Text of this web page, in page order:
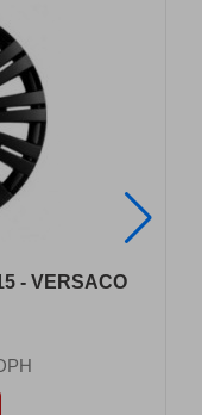
- VERSACO